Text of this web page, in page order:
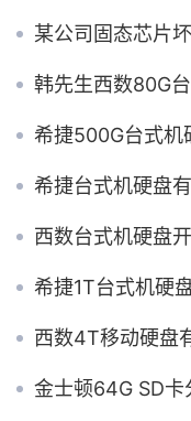
某公司固态芯片
韩先生西数80G
希捷500G台式机
希捷台式机硬盘
西数台式机硬盘
希捷1T台式机硬
西数4T移动硬盘
金士顿64G SD卡